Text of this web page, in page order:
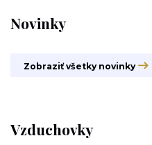
Novinky
Zobraziť všetky novinky
Vzduchovky